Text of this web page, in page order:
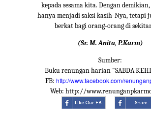
kepada sesama kita. Dengan
hanya menjadi saksi kasih-Nya, tetapi
berkat bagi orang-orang di
(Sr. M. Anita, P.Karm)
Sumber:
Buku renungan harian "SABDA
FB: http://www.facebook.com/
Web: http://